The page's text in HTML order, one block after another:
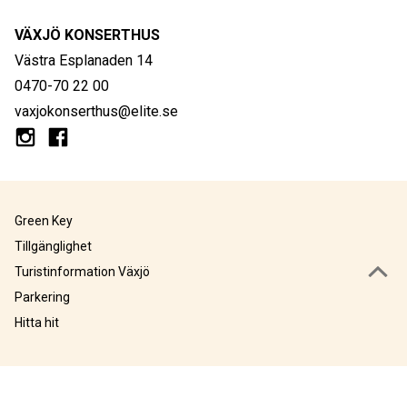
VÄXJÖ KONSERTHUS
Västra Esplanaden 14
0470-70 22 00
vaxjokonserthus@elite.se
Green Key
Tillgänglighet
Turistinformation Växjö
Parkering
Hitta hit